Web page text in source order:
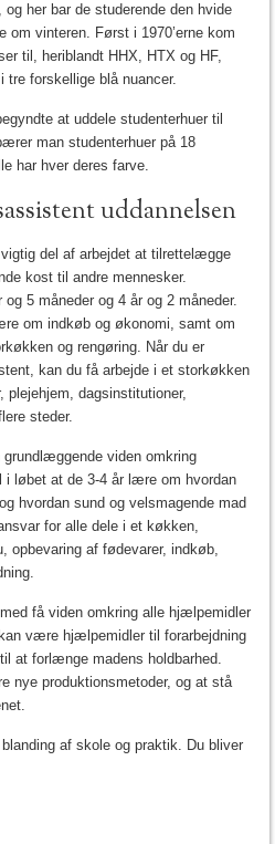
her bar de studerende den hvide
om vinteren. Først i 1970’erne kom
til, heriblandt HHX, HTX og HF,
tre forskellige blå nuancer.
at uddele studenterhuer til
man studenterhuer på 18
har hver deres farve.
uddannelsen
del af arbejdet at tilrettelægge
kost til andre mennesker.
5 måneder og 4 år og 2 måneder.
om indkøb og økonomi, samt om
og rengøring. Når du er
kan du få arbejde i et storkøkken
dagsinstitutioner,
steder.
grundlæggende viden omkring
i løbet at de 3-4 år lære om hvordan
hvordan sund og velsmagende mad
for alle dele i et køkken,
opbevaring af fødevarer, indkøb,
få viden omkring alle hjælpemidler
være hjælpemidler til forarbejdning
at forlænge madens holdbarhed.
nye produktionsmetoder, og at stå
af skole og praktik. Du bliver